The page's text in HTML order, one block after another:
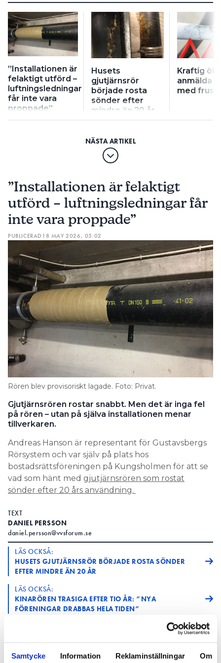
Samtycke Information Reklaminställningar Om
”Installationen är
felaktigt utförd –
luftningsledningar
får inte vara
proppade”
Husets
gjutjärnsrör
började rosta
sönder efter
mindre än 20 år
Kraftig
anmälda
med
”Installationen är felaktigt
utförd – luftningsledningar får
inte vara proppade”
PUBLICERAD 18 MAY 2026, 05:02
Rören blev provisoriskt lagade. Foto: Privat.
Gjutjärnsrören rostar snabbt. Men det är inga fel
på rören – utan på själva installationen menar
tillverkaren.
Andreas Hanson är representant för Gustavsbergs
Rörsystem och var själv på plats hos
bostadsrättsföreningen på Kungsholmen för att se
vad som hänt med gjutjärnsrören som rostat
sönder efter 20 års användning.
TEXT
DANIEL PERSSON
daniel.persson@vvsforum.se
LÄS OCKSÅ:
HUSETS GJUTJÄRNSRÖR BÖRJADE ROSTA SÖNDER
EFTER MINDRE ÄN 20 ÅR
LÄS OCKSÅ:
KINARÖREN TRASIGA EFTER TIO ÅR: ”NYA
FÖRENINGAR DRABBAS HELA TIDEN”
Inför besöket tänkte han på alternativet att det kan